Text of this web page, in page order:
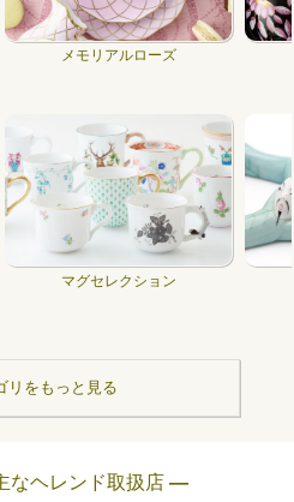
メモリアルローズ
マグセレクション
リをもっと見る
なヘレンド取扱店 ―